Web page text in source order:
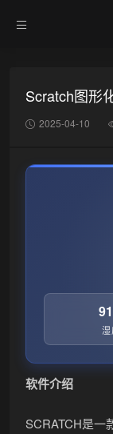
Scratch图形
2025-04-10
湿
软件介绍
SCRATCH是一